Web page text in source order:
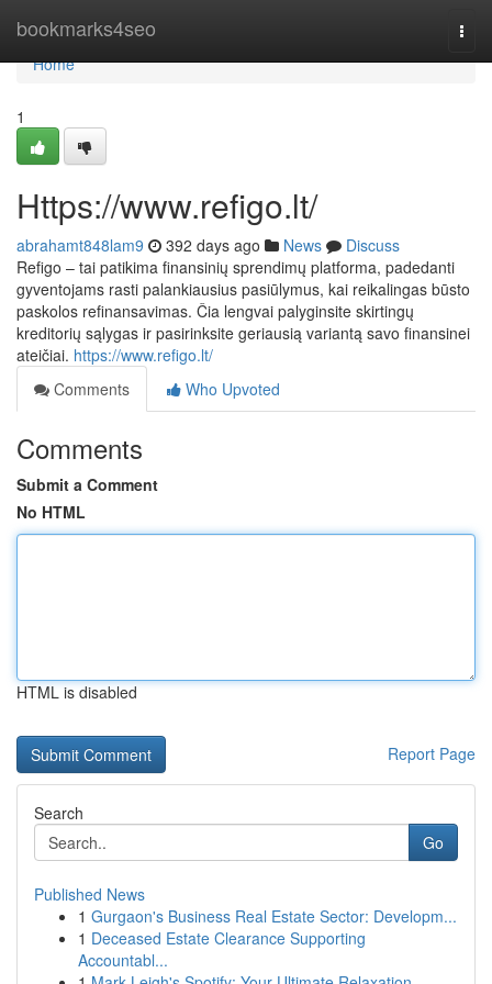
bookmarks4seo
Home
Home
1
Https://www.refigo.lt/
abrahamt848lam9 392 days ago News
Discuss
Refigo – tai patikima finansinių sprendimų platforma, padedanti
gyventojams rasti palankiausius pasiūlymus, kai reikalingas būsto
paskolos refinansavimas. Čia lengvai palyginsite skirtingų
kreditorių sąlygas ir pasirinksite geriausią variantą savo finansinei
ateičiai. https://www.refigo.lt/
Comments
Who Upvoted
Comments
Submit a Comment
No HTML
HTML is disabled
Report Page
Search
Go
Published News
1 Gurgaon's Business Real Estate Sector: Developm...
1 Deceased Estate Clearance Supporting
Accountabl...